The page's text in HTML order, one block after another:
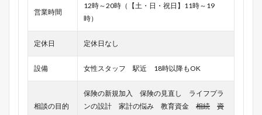
営業時間
12時～20時（【土・日・祝日】11時～19
時）
定休日 定休日なし
設備 女性スタッフ 駅近 18時以降もOK
相談の目的
保険の新規加入 保険の見直し ライフプラ
ンの設計 家計の悩み 教育資金 相続
資